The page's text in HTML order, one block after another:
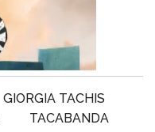
GIORGIA TACHIS
TACABANDA